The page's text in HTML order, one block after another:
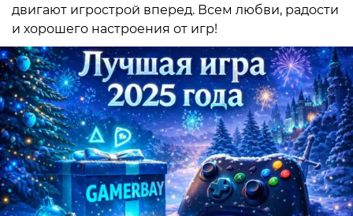
двигают игрострой вперед. Всем любви, радости
и хорошего настроения от игр!